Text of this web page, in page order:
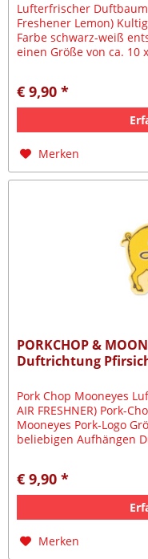
Lufterfrischer
Freshener Lemon)
Farbe schwarz-weiß
einen Größe von ca. 10
€ 9,90 *
Merken
PORKCHOP &
Duftrichtung
Pork Chop Mooneyes
AIR FRESHNER) Pork-
Mooneyes Pork-Logo
beliebigen Aufhängen
€ 9,90 *
Merken